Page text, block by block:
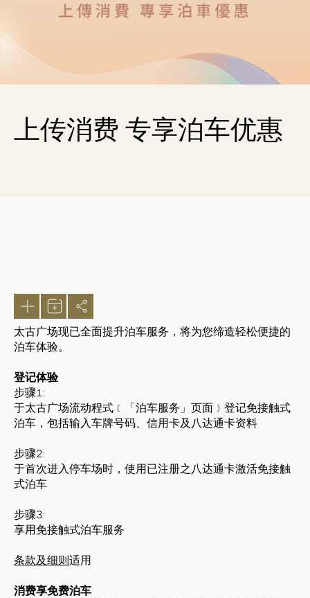
上传消费 专享泊车优惠
太古广场现已全面提升泊车服务，将为您缔造轻松便捷的
泊车体验。
登记体验
步骤1:
于太古广场流动程式﹝「泊车服务」页面﹞登记免接触式
泊车，包括输入车牌号码、信用卡及八达通卡资料
步骤2:
于首次进入停车场时，使用已注册之八达通卡激活免接触
式泊车
步骤3:
享用免接触式泊车服务
条款及细则适用
消费享免费泊车